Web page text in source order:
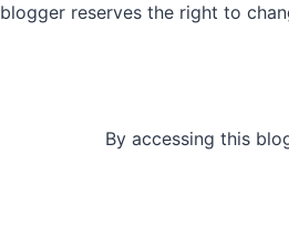
reserves the right to
By accessing this